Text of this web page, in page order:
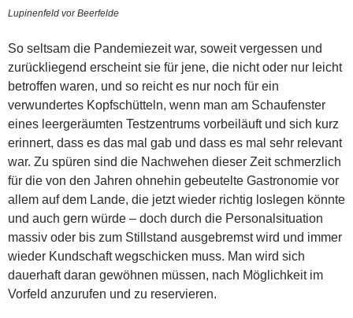
Lupinenfeld vor Beerfelde
So seltsam die Pandemiezeit war, soweit vergessen und
zurückliegend erscheint sie für jene, die nicht oder nur leicht
betroffen waren, und so reicht es nur noch für ein
verwundertes Kopfschütteln, wenn man am Schaufenster
eines leergeräumten Testzentrums vorbeiläuft und sich kurz
erinnert, dass es das mal gab und dass es mal sehr relevant
war. Zu spüren sind die Nachwehen dieser Zeit schmerzlich
für die von den Jahren ohnehin gebeutelte Gastronomie vor
allem auf dem Lande, die jetzt wieder richtig loslegen könnte
und auch gern würde – doch durch die Personalsituation
massiv oder bis zum Stillstand ausgebremst wird und immer
wieder Kundschaft wegschicken muss. Man wird sich
dauerhaft daran gewöhnen müssen, nach Möglichkeit im
Vorfeld anzurufen und zu reservieren.